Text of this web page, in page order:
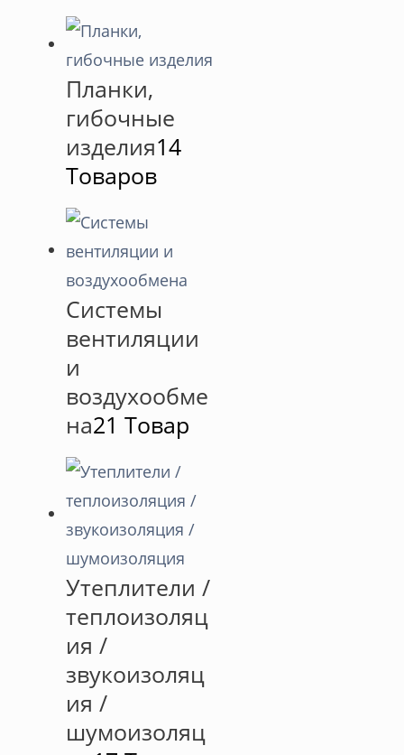
Планки,
гибочные
изделия14
Товаров
Системы
вентиляции
и
воздухообме
на21 Товар
Утеплители /
теплоизоляц
ия /
звукоизоляц
ия /
шумоизоляц